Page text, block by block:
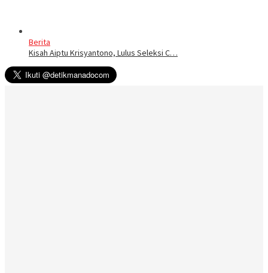
Berita
Kisah Aiptu Krisyantono, Lulus Seleksi C…